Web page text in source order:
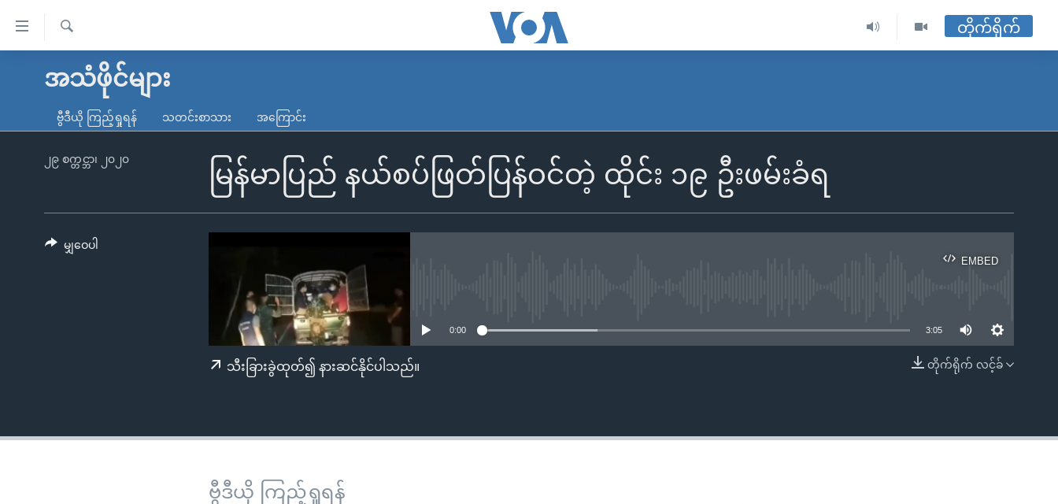
လွယ်ကူ
သည့်
ကျော်
မူလစာမျက်နှာ
ကမ္ဘာ့သတင်းများ
နိုင်ငံတကာ
တရုတ်
အစ္စရေး-ပါလက်စတိုင်း
ရပ်ဝန်းတခု လမ်းတခု အလွန်
အင်္ဂလိပ်စာလေ့လာမယ်
ရ
တိုက်ရိုက်
အသံဖိုင်များ
ဗွီဒီယို ကြည့်ရှုရန် သတင်းစာသား အကြောင်း
မြန်မာပြည် နယ်စပ်ဖြတ်ပြန်ဝင်တဲ့ ထိုင်း ၁၉ ဦးဖမ်းခံရ
၂၉ စက္တင္ဘာ၊ ၂၀၂၀
EMBED
EMBED
0:00 3:05
တိုက်ရိုက် လင့်ခ်
သီးခြားခွဲထုတ်၍ နားဆင်နိုင်ပါသည်။
မျှဝေပါ
ဗွီဒီယို ကြည့်ရှုရန်